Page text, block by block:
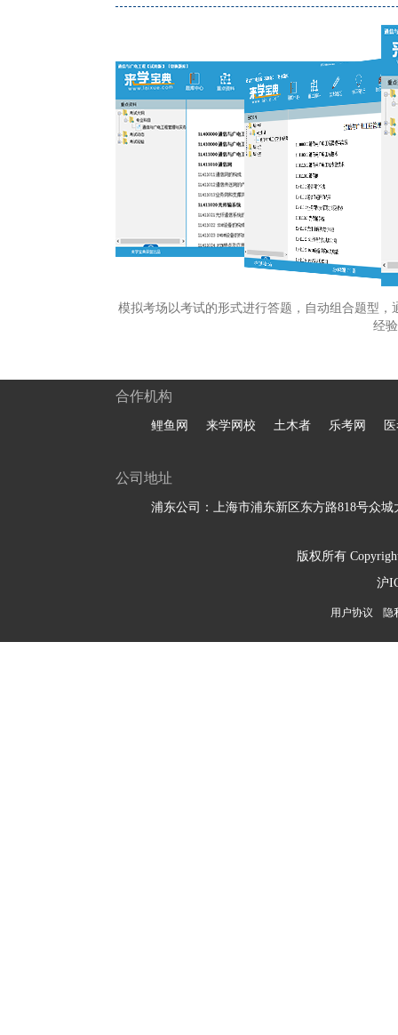
模拟考场以考试的形式进行答题，自动组合题型
经
合作机构
鲤鱼网 来学网校 土木者 乐考网
公司地址
浦东公司：上海市浦东新区东方路818号众城
版权所有
沪
用户协议 隐